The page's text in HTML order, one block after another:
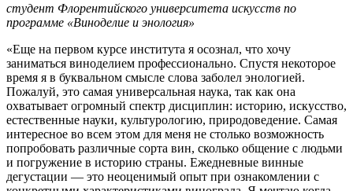
студент Флорентийского университета искусств по
программе «Виноделие и энология»
«Еще на первом курсе института я осознал, что хочу
заниматься виноделием профессионально. Спустя некоторое
время я в буквальном смысле слова заболел энологией.
Пожалуй, это самая универсальная наука, так как она
охватывает огромный спектр дисциплин: историю, искусство,
естественные науки, культурологию, природоведение. Самая
интересное во всем этом для меня не столько возможность
попробовать различные сорта вин, сколько общение с людьми
и погружение в историю страны. Ежедневные винные
дегустации — это неоценимый опыт при ознакомлении с